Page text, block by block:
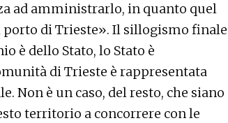
ad amministrarlo, in quanto quel
porto di Trieste». Il sillogismo finale
è dello Stato, lo Stato è
di Trieste è rappresentata
Non è un caso, del resto, che siano
territorio a concorrere con le